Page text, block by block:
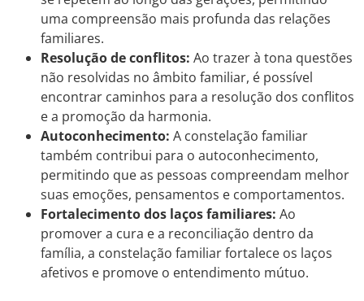
uma compreensão mais profunda das relações
familiares.
Resolução de conflitos: Ao trazer à tona questões
não resolvidas no âmbito familiar, é possível
encontrar caminhos para a resolução dos conflitos
e a promoção da harmonia.
Autoconhecimento: A constelação familiar
também contribui para o autoconhecimento,
permitindo que as pessoas compreendam melhor
suas emoções, pensamentos e comportamentos.
Fortalecimento dos laços familiares: Ao
promover a cura e a reconciliação dentro da
família, a constelação familiar fortalece os laços
afetivos e promove o entendimento mútuo.